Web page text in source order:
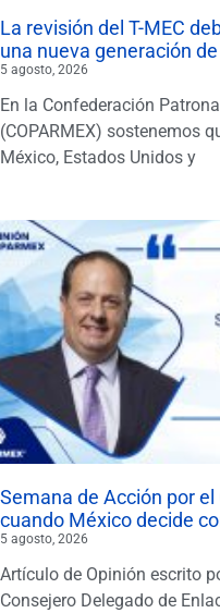
La revisión del T-MEC
una nueva generación
5 agosto, 2026
En la Confederación
(COPARMEX) sostenemos
México, Estados Unidos y
Semana de Acción por
cuando México decide
5 agosto, 2026
Artículo de Opinión escrito
Consejero Delegado de